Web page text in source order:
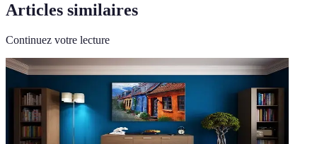
Articles similaires
Continuez votre lecture